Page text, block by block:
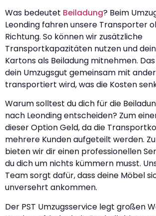
Was bedeutet Beiladung? Beim
Leonding fahren unsere Transporter
Richtung. So können wir zusätzliche
Transportkapazitäten nutzen und
Kartons als Beiladung mitnehmen.
dein Umzugsgut gemeinsam mit
transportiert wird, was die Kosten
Warum solltest du dich für die
nach Leonding entscheiden? Zum
dieser Option Geld, da die
mehrere Kunden aufgeteilt werden.
bieten wir dir einen professionellen
du dich um nichts kümmern musst.
Team sorgt dafür, dass deine Möbel
unversehrt ankommen.
Der PST Umzugsservice legt großen